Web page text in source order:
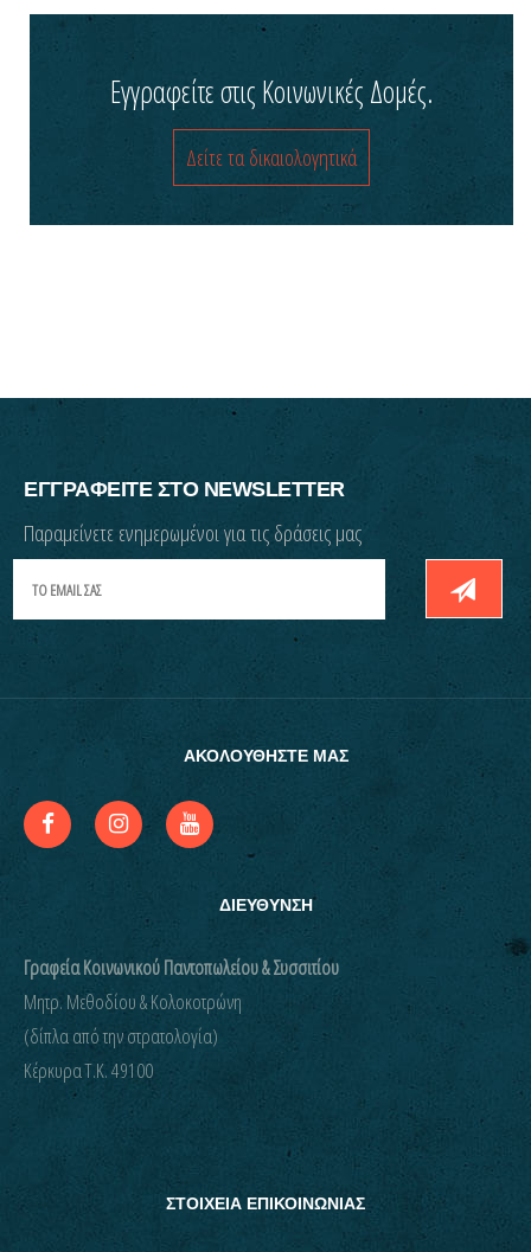
Εγγραφείτε στις Κοινωνικές Δομές.
Δείτε τα δικαιολογητικά
ΕΓΓΡΑΦΕΙΤΕ ΣΤΟ NEWSLETTER
Παραμείνετε ενημερωμένοι για τις δράσεις μας
ΑΚΟΛΟΥΘΗΣΤΕ ΜΑΣ
ΔΙΕΥΘΥΝΣΗ
Γραφεία Κοινωνικού Παντοπωλείου & Συσσιτίου
Μητρ. Μεθοδίου & Κολοκοτρώνη
(δίπλα από την στρατολογία)
Kέρκυρα Τ.Κ. 49100
ΣΤΟΙΧΕΙΑ ΕΠΙΚΟΙΝΩΝΙΑΣ